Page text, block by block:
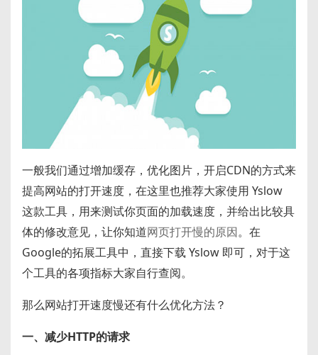
一般我们通过增加缓存，优化图片，开启CDN的方式来
提高网站的打开速度，在这里也推荐大家使用 Yslow
这款工具，用来测试你页面的加载速度，并给出比较具
体的修改意见，让你知道网页打开慢的原因。在
Google的拓展工具中，直接下载 Yslow 即可，对于这
个工具的各项指标大家自行查阅。
那么网站打开速度慢还有什么优化方法？
一、减少HTTP的请求